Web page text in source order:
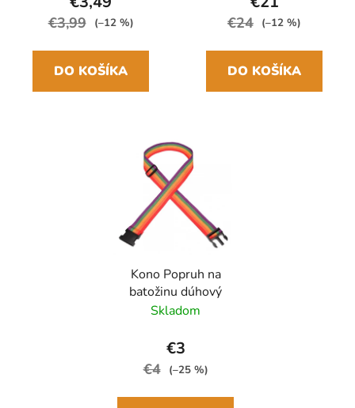
€3,99 (–12 %)
DO KOŠÍKA
€24 (–12 %)
DO KOŠÍKA
Kono Popruh na
batožinu dúhový
Skladom
€3
€4 (–25 %)